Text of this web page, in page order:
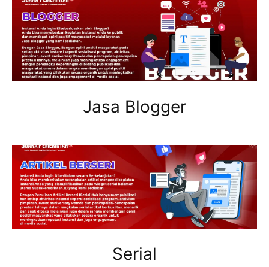
Jasa Blogger
Serial